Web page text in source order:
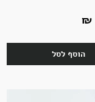
הוסף לסל